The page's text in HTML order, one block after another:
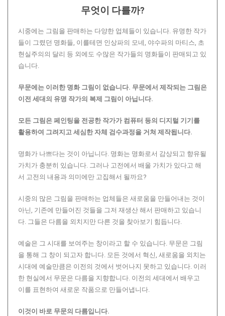
무엇이 다를까?
시중에는 그림을 판매하는 다양한 업체들이 있습니다. 유명한 작가
들이 그렸던 명화들, 이를테면 인상파의 모네, 야수파의 마티스, 초
현실주의의 달리 등 외에도 수많은 작가들의 명화들이 판매되고 있
습니다.
무문에는 이러한 명화 그림이 없습니다. 무문에서 제작되는 그림은
이전 세대의 유명 작가의 복제 그림이 아닙니다.
모든 그림은 페인팅을 전공한 작가가 컴퓨터 등의 디지털 기기를
활용하여 그려지고 세심한 자체 검수과정을 거쳐 제작됩니다.
명화가 나쁘다는 것이 아닙니다. 명화는 명화로서 감상되고 향유될
가치가 충분히 있습니다. 그러나 고전에서 배울 가치가 있다고 해
서 고전의 내용과 의미에만 고집해서 될까요?
시중의 많은 그림을 판매하는 업체들은 새로움을 만들어내는 것이
아닌, 기존에 만들어진 것들을 그저 재생산 해서 판매하고 있습니
다. 그들은 다름을 외치지만 다른 것을 찾아보기 힘듭니다.
예술은 그 시대를 보여주는 창이라고 할 수 있습니다. 무문은 그림
을 통해 그 창이 되고자 합니다. 모든 것에서 혁신, 새로움을 외치는
시대에 예술만큼은 이전의 것에서 벗어나지 못하고 있습니다. 이러
한 현실에서 무문은 다름을 지향합니다. 이전의 세대에서 배우고
이를 표현하여 새로운 작품으로 만들어냅니다.
이것이 바로 무문의 다름입니다.